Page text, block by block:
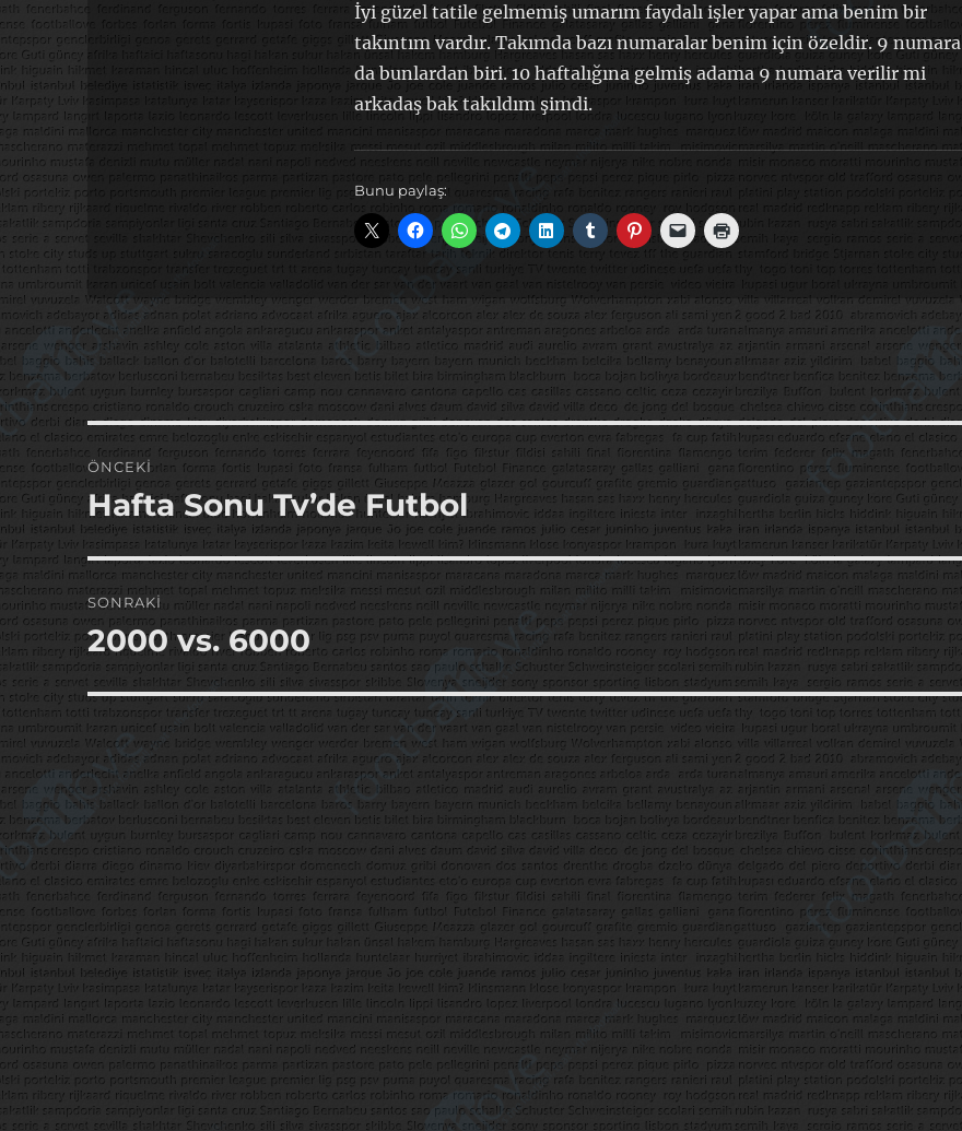
İyi güzel tatile gelmemiş umarım faydalı işler yapar ama benim bir
takıntım vardır. Takımda bazı numaralar benim için özeldir. 9 numara
da bunlardan biri. 10 haftalığına gelmiş adama 9 numara verilir mi
arkadaş bak takıldım şimdi.
Bunu paylaş:
Yazı
gezinmesi
ÖNCEKI
Önceki
yazı:
Hafta Sonu Tv’de Futbol
SONRAKI
Sonraki
yazı:
2000 vs. 6000